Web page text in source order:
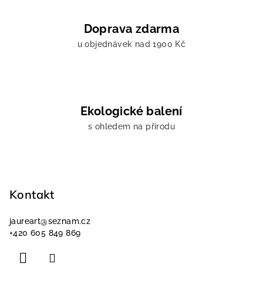
Doprava zdarma
u objednávek nad 1900 Kč
Ekologické balení
s ohledem na přírodu
Kontakt
jaureart@seznam.cz
+420 605 849 869